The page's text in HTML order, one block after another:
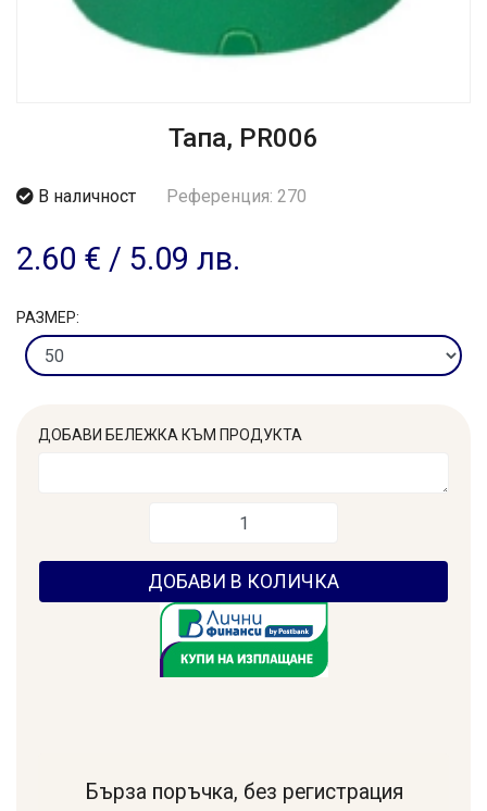
Тапа, PR006
В наличност Референция: 270
2.60 € / 5.09 лв.
РАЗМЕР:
ДОБАВИ БЕЛЕЖКА КЪМ ПРОДУКТА
ДОБАВИ В КОЛИЧКА
Бърза поръчка, без регистрация